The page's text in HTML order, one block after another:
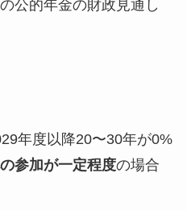
公的年金の財政見通し
年度以降20〜30年が0%
参加が一定程度の場合